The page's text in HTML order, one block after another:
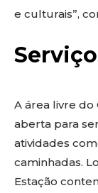
e culturais”,
A área livre do
aberta para
atividades
caminhadas.
Estação